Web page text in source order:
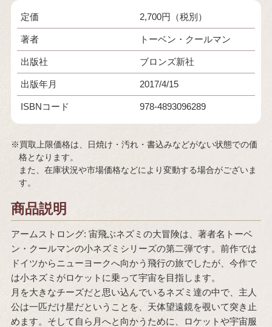
定価 2,700円（税別）
著者 トーベン・クールマン
出版社 ブロンズ新社
出版年月 2017/4/15
ISBNコード 978-4893096289
※買取上限価格は、日焼け・汚れ・書込みなどがない状態での価
格となります。
また、在庫状況や市場価格などにより変動する場合がございま
す。
商品説明
アームストロング: 宙飛ぶネズミの大冒険は、著者名トーベ
ン・クールマンの小ネズミシリーズの第二弾です。前作では
ドイツからニューヨークへ向かう飛行の旅でしたが、今作で
は小ネズミがロケットに乗って宇宙を目指します。
月を大きなチーズだと思い込んでいるネズミ達の中で、主人
公は一匹だけ星だということを、天体望遠鏡を覗いて突き止
めます。そして自ら月へと向かうために、ロケットや宇宙服